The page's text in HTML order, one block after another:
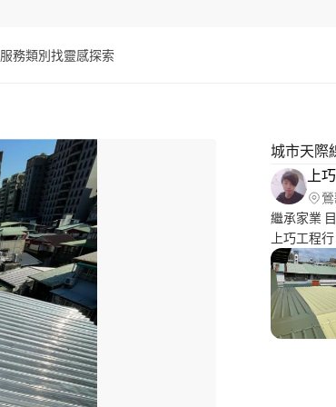
服務類別 找靈感探索
城市天際
上
繼承家業
上巧工程行 擁有
修 鋼架新建 採光罩更換 熱誠與客戶溝通協調 討論處理 （責任
保固） 自
工作只會